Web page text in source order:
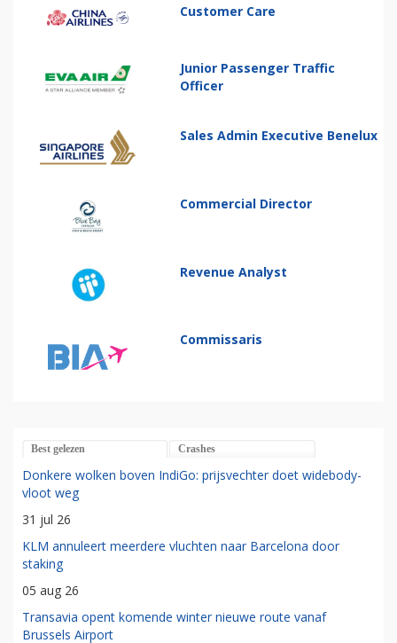
Customer Care
Junior Passenger Traffic
Officer
Sales Admin Executive Benelux
Commercial Director
Revenue Analyst
Commissaris
Best gelezen Crashes
Donkere wolken boven IndiGo: prijsvechter doet widebody-
vloot weg
31 jul 26
KLM annuleert meerdere vluchten naar Barcelona door
staking
05 aug 26
Transavia opent komende winter nieuwe route vanaf
Brussels Airport